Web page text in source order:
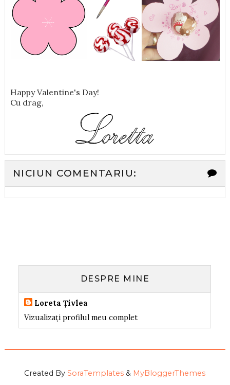
Happy Valentine's Day!
Cu drag,
NICIUN COMENTARIU:
DESPRE MINE
Loreta Țivlea
Vizualizați profilul meu complet
Created BySoraTemplates & MyBloggerThemes